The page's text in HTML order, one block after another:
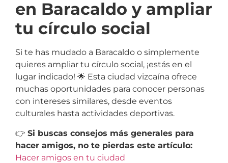
en Baracaldo y ampliar
tu círculo social
Si te has mudado a Baracaldo o simplemente
quieres ampliar tu círculo social, ¡estás en el
lugar indicado! 🌟 Esta ciudad vizcaína ofrece
muchas oportunidades para conocer personas
con intereses similares, desde eventos
culturales hasta actividades deportivas.
👉 Si buscas consejos más generales para
hacer amigos, no te pierdas este artículo:
Hacer amigos en tu ciudad